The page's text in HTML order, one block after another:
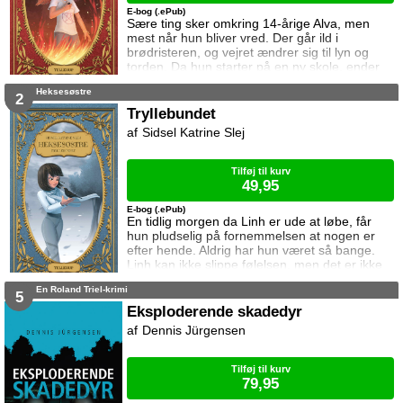
Sære ting sker omkring 14-årige Alva, men
mest når hun bliver vred. Der går ild i
brødristeren, og vejret ændrer sig til lyn og
torden. Da hun starter på en ny skole, ender
det helt galt. Klassens ondeste pige træder
sig at ham de begge kan lide, er interesseret i
Alva. Heldigvis får hun hurtigt gode veninder,
og sammen opdager de at verden rummer
E-bog (.ePub)
2 Heksesøstre
Tryllebundet
En tidlig morgen da Linh er ude at løbe, får
hun pludselig på fornemmelsen at nogen er
efter hende. Aldrig har hun været så bange.
Linh kan ikke slippe følelsen, men det er ikke
hendes eneste problem. I skolen går alt
ny pige er startet til gymnastik, og hun tager al
opmærksomheden. Kun én person er mere
irriterende ... pigens utålelige, selvsikre
E-bog (.ePub)
Sidsel Katrine Slej
Tilføj til kurv
49,95
5 En Roland Triel-krimi
Eksploderende skadedyr
Dennis Jürgensen
Tilføj til kurv
79,95